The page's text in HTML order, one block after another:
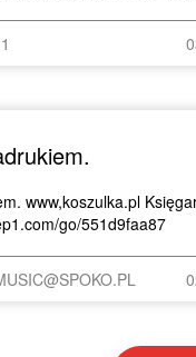
www,koszulka.pl
go/551d9faa87